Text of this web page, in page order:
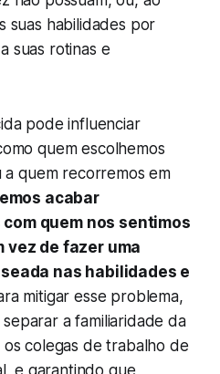
suas habilidades por
suas rotinas e
pode influenciar
quem escolhemos
quem recorremos em
acabar
quem nos sentimos
vez de fazer uma
nas habilidades e
mitigar esse problema,
a familiaridade da
colegas de trabalho de
e garantindo que